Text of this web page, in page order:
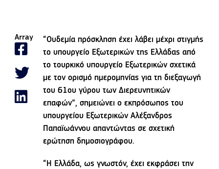
Array
“Ουδεμία πρόσκληση έχει λάβει μέχρι στιγμής
το υπουργείο Εξωτερικών της Ελλάδας από
το τουρκικό υπουργείο Εξωτερικών σχετικά
με τον ορισμό ημερομηνίας για τη διεξαγωγή
του 61ου γύρου των Διερευνητικών
επαφών”, σημειώνει ο εκπρόσωπος του
υπουργείου Εξωτερικών Αλέξανδρος
Παπαϊωάννου απαντώντας σε σχετική
ερώτηση δημοσιογράφου.
“Η Ελλάδα, ως γνωστόν, έχει εκφράσει την